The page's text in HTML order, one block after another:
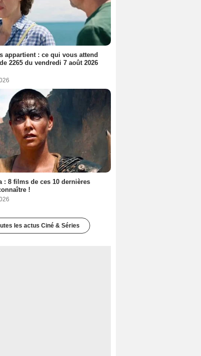
appartient : ce qui vous attend
2265 du vendredi 7 août 2026
: 8 films de ces 10 dernières
!
les actus Ciné & Séries